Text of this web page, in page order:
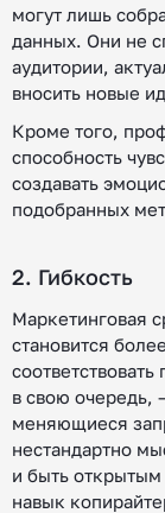
могут лишь
данных. Они не
аудитории,
вносить новые
Кроме того,
способность
создавать
подобранных
2. Гибкость
Маркетинговая
становится
в свою очередь,
меняющиеся
нестандартно
и быть
навык